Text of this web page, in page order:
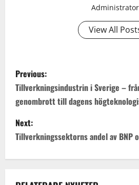
Administrator
View All
P
o
s
t
n
a
Previous:
Tillverkningsindustrin i Sverige –
genombrott till dagens
Next:
Tillverkningssektorns andel av BNP